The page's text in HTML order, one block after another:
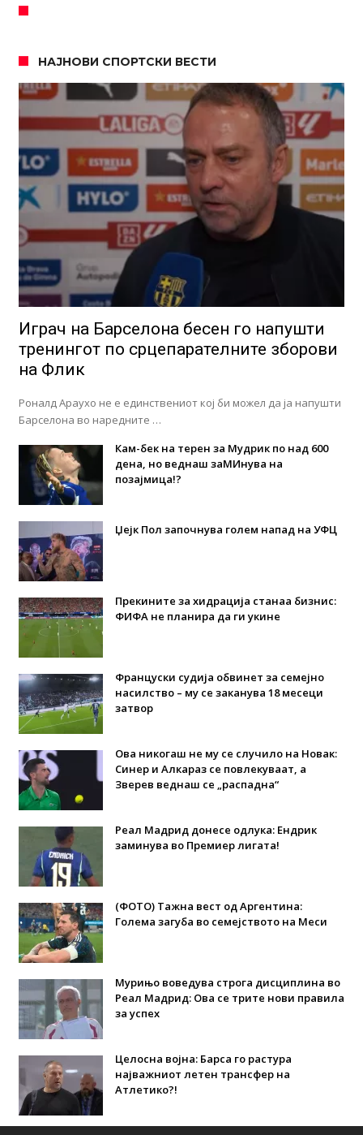
НАЈНОВИ СПОРТСКИ ВЕСТИ
Играч на Барселона бесен го напушти
тренингот по срцепарателните зборови
на Флик
Роналд Араухо не е единствениот кој би можел да ја напушти
Барселона во наредните …
Кам-бек на терен за Мудрик по над 600
дена, но веднаш заМИнува на
позајмица!?
Џејк Пол започнува голем напад на УФЦ
Прекините за хидрација станаа бизнис:
ФИФА не планира да ги укине
Француски судија обвинет за семејно
насилство – му се заканува 18 месеци
затвор
Ова никогаш не му се случило на Новак:
Синер и Алкараз се повлекуваат, а
Зверев веднаш се „распадна“
Реал Мадрид донесе одлука: Eндрик
заминува во Премиер лигата!
(ФОТО) Тажна вест од Аргентина:
Голема загуба во семејството на Меси
Мурињо воведува строга дисциплина во
Реал Мадрид: Ова се трите нови правила
за успех
Целосна војна: Барса го растура
најважниот летен трансфер на
Атлетико?!